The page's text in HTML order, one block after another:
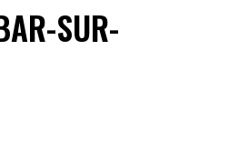
SUR-